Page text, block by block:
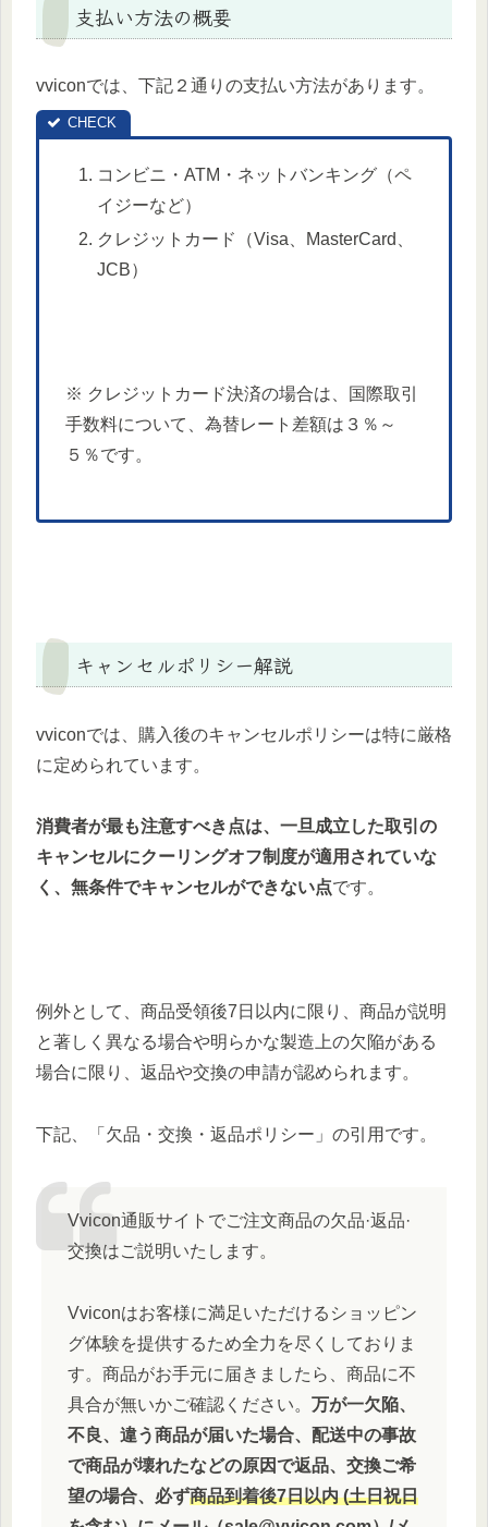
支払い方法の概要
vviconでは、下記２通りの支払い方法があります。
コンビニ・ATM・ネットバンキング（ペ
イジーなど）
クレジットカード（Visa、MasterCard、
JCB）
※ クレジットカード決済の場合は、国際取引
手数料について、為替レート差額は３％～
５％です。
キャンセルポリシー解説
vviconでは、購入後のキャンセルポリシーは特に厳格
に定められています。
消費者が最も注意すべき点は、一旦成立した取引の
キャンセルにクーリングオフ制度が適用されていな
く、無条件でキャンセルができない点です。
例外として、商品受領後7日以内に限り、商品が説明
と著しく異なる場合や明らかな製造上の欠陥がある
場合に限り、返品や交換の申請が認められます。
下記、「欠品・交換・返品ポリシー」の引用です。
Vvicon通販サイトでご注文商品の欠品·返品·
交換はご説明いたします。
Vviconはお客様に満足いただけるショッピン
グ体験を提供するため全力を尽くしておりま
す。商品がお手元に届きましたら、商品に不
具合が無いかご確認ください。 万が一欠陥、
不良、違う商品が届いた場合、配送中の事故
で商品が壊れたなどの原因で返品、交換ご希
望の場合、必ず商品到着後7日以内 (土日祝日